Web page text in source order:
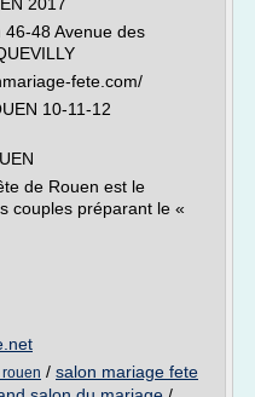
46-48 Avenue des
fete.com/
10-11-12
de Rouen est le
couples préparant le «
/ salon mariage fete